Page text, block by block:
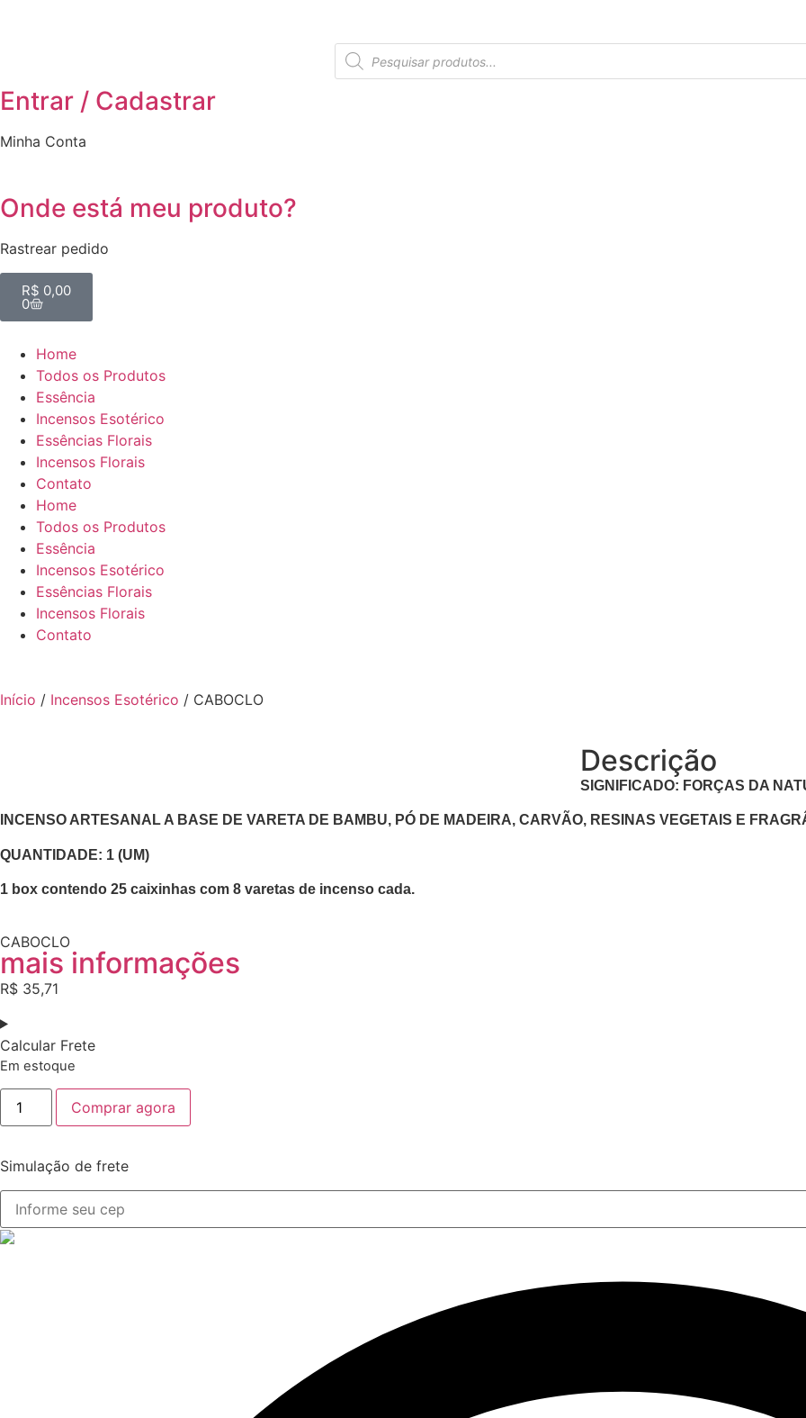
Entrar / Cadastrar
Minha Conta
Onde está meu produto?
Rastrear pedido
R$ 0,00
0
Home
Todos os Produtos
Essência
Incensos Esotérico
Essências Florais
Incensos Florais
Contato
Home
Todos os Produtos
Essência
Incensos Esotérico
Essências Florais
Incensos Florais
Contato
Início / Incensos Esotérico / CABOCLO
Descrição
SIGNIFICADO: FORÇAS DA
INCENSO ARTESANAL A BASE DE VARETA DE BAMBU, PÓ DE MADEIRA, CARVÃO, RESINAS VEGETAIS E
​QUANTIDADE: 1 (UM)
​1 box contendo 25 caixinhas com 8 varetas de incenso cada.
CABOCLO
mais informações
R$ 35,71
Calcular Frete
Em estoque
Comprar agora
Simulação de frete